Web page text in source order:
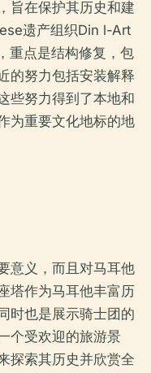
旨在保护其历史和建
遗产组织Din l-Art
重点是结构修复，包
的努力包括安装解释
些努力得到了本地和
为重要文化地标的地
意义，而且对马耳他
塔作为马耳他丰富历
时也是展示骑士团的
个受欢迎的旅游景
探索其历史并欣赏全